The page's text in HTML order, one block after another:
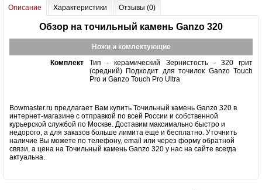
Описание Характеристики Отзывы (0)
Обзор на точильный камень Ganzo 320
Ножи и комлектующие
Комплект
Тип - керамический Зернистость - 320 грит
(средний) Подходит для точилок Ganzo Touch
Pro и Ganzo Touch Pro Ultra
Bowmaster.ru предлагает Вам купить Точильный камень Ganzo 320 в
интернет-магазине с отправкой по всей России и собственной
курьерской службой по Москве. Доставим максимально быстро и
недорого, а для заказов больше лимита еще и бесплатно. Уточнить
наличие Вы можете по телефону, email или через форму обратной
связи, а цена на Точильный камень Ganzo 320 у нас на сайте всегда
актуальна.